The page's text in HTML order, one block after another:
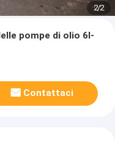
2/2
pompe di olio 6I-
Contattaci